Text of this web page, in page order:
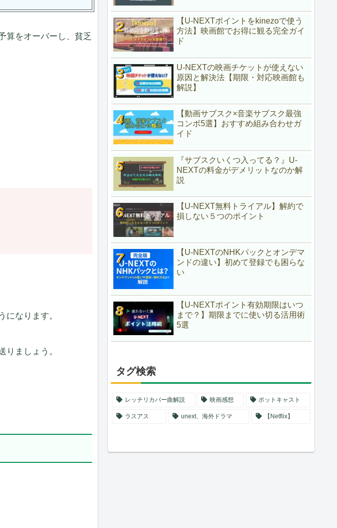
算をオーバーし、貧乏
なります。
ましょう。
【U-NEXTポイントをkinezoで使う
方法】映画館でお得に観る完全ガイ
ド
U-NEXTの映画チケットが使えない
原因と解決法【期限・対応映画館も
解説】
【動画サブスク×音楽サブスク最強
コンボ5選】おすすめ組み合わせガ
イド
『サブスクいくつ入ってる？』U-
NEXTの料金がデメリットなのか解
説
【U-NEXT無料トライアル】解約で
損しない５つのポイント
【U-NEXTのNHKパックとオンデマ
ンドの違い】初めて登録でも困らな
い
【U-NEXTポイント有効期限はいつ
まで？】期限までに使い切る活用術
5選
タグ検索
レッチリカバー曲解説 映画感想 ポットキャスト
ラスアス unext、海外ドラマ 【Netflix】